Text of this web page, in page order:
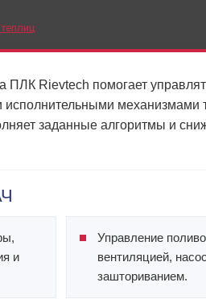
ПЛК Rievtech помогает
механизмами
заданные алгоритмы и
и
Управление
вентиляцией,
зашториванием.